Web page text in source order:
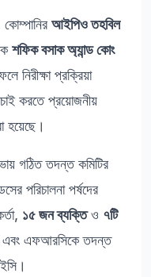
আইপিও তহবিল
শফিক বসাক অ্যান্ড কোং
নিরীক্ষা প্রক্রিয়া
করতে প্রয়োজনীয়
হয়েছে।
গঠিত তদন্ত কমিটির
পরিচালনা পর্ষদের
১৫ জন ব্যক্তিও ৭টি
এবং এফআরসিকে তদন্ত